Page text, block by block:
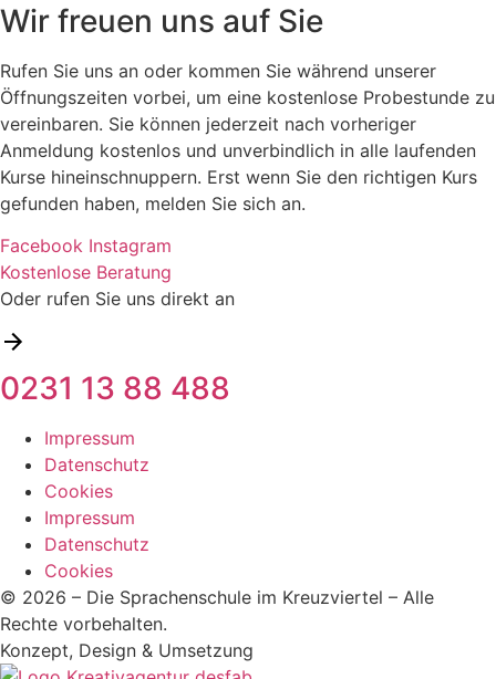
Wir freuen uns auf Sie
Rufen Sie uns an oder kommen Sie während unserer
Öffnungszeiten vorbei, um eine kostenlose Probestunde zu
vereinbaren. Sie können jederzeit nach vorheriger
Anmeldung kostenlos und unverbindlich in alle laufenden
Kurse hineinschnuppern. Erst wenn Sie den richtigen Kurs
gefunden haben, melden Sie sich an.
Facebook Instagram
Kostenlose Beratung
Oder rufen Sie uns direkt an
0231 13 88 488
Impressum
Datenschutz
Cookies
Impressum
Datenschutz
Cookies
© 2026 – Die Sprachenschule im Kreuzviertel – Alle
Rechte vorbehalten.
Konzept, Design & Umsetzung